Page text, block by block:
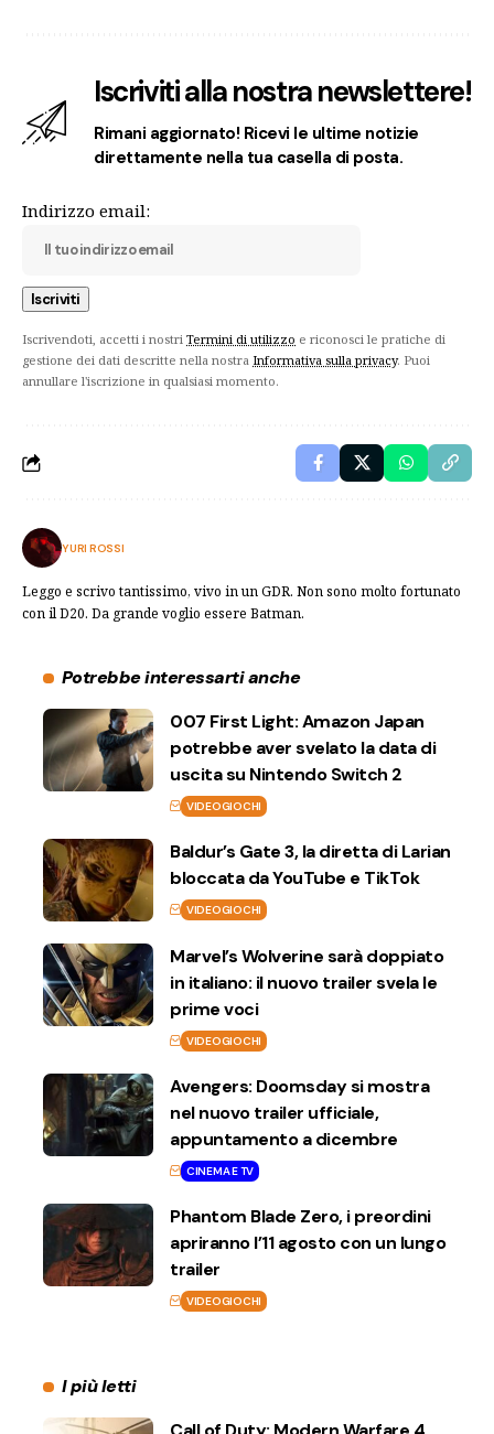
Iscriviti alla nostra newslettere!
Rimani aggiornato! Ricevi le ultime notizie
direttamente nella tua casella di posta.
Indirizzo email:
Iscrivendoti, accetti i nostri Termini di utilizzo e riconosci le pratiche di
gestione dei dati descritte nella nostra Informativa sulla privacy. Puoi
annullare l'iscrizione in qualsiasi momento.
YURI ROSSI
Leggo e scrivo tantissimo, vivo in un GDR. Non sono molto fortunato
con il D20. Da grande voglio essere Batman.
Potrebbe interessarti anche
007 First Light: Amazon Japan
potrebbe aver svelato la data di
uscita su Nintendo Switch 2
VIDEOGIOCHI
Baldur’s Gate 3, la diretta di Larian
bloccata da YouTube e TikTok
VIDEOGIOCHI
Marvel’s Wolverine sarà doppiato
in italiano: il nuovo trailer svela le
prime voci
VIDEOGIOCHI
Avengers: Doomsday si mostra
nel nuovo trailer ufficiale,
appuntamento a dicembre
CINEMA E TV
Phantom Blade Zero, i preordini
apriranno l’11 agosto con un lungo
trailer
VIDEOGIOCHI
I più letti